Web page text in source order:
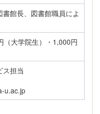
館長、図書館職員によ
大学院生）・1,000円
ス担当
u.ac.jp